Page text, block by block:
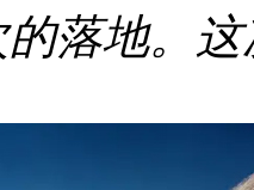
落地。这